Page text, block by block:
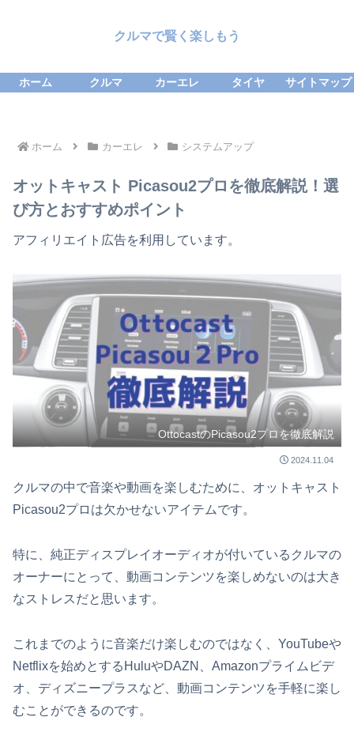
クルマで賢く楽しもう
ホーム クルマ カーエレ タイヤ サイトマップ
ホーム カーエレ システムアップ
オットキャスト Picasou2プロを徹底解説！選
び方とおすすめポイント
アフィリエイト広告を利用しています。
OttocastのPicasou2プロを徹底解説
2024.11.04
クルマの中で音楽や動画を楽しむために、オットキャスト
Picasou2プロは欠かせないアイテムです。
特に、純正ディスプレイオーディオが付いているクルマの
オーナーにとって、動画コンテンツを楽しめないのは大き
なストレスだと思います。
これまでのように音楽だけ楽しむのではなく、YouTubeや
Netflixを始めとするHuluやDAZN、Amazonプライムビデ
オ、ディズニープラスなど、動画コンテンツを手軽に楽し
むことができるのです。